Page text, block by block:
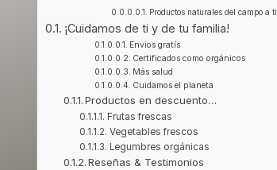
Productos naturales del campo a ti.
¡Cuidamos de ti y de tu familia!
Envios gratís
Certificados como orgánicos
Más salud
Cuidamos el planeta
Productos en descuento…
Frutas frescas
Vegetables frescos
Legumbres orgánicas
Reseñas & Testimonios